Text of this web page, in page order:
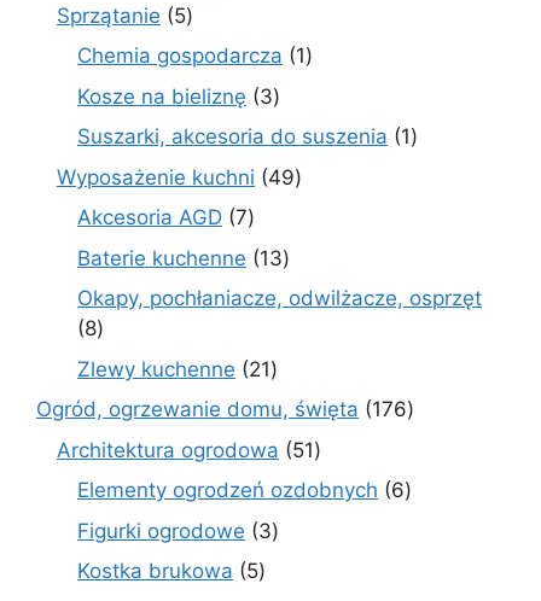
Sprzątanie 55
produktów
Chemia gospodarcza 11
Kosze na bieliznę 33
produkty
Suszarki, akcesoria do suszenia 11
Wyposażenie kuchni 4949
Akcesoria AGD 77
produktów
Baterie kuchenne 1313
produktów
Okapy, pochłaniacze, odwilżacze, osprzęt
88
produktów
Zlewy kuchenne 2121
produktów
Ogród, ogrzewanie domu, święta 176176
Architektura ogrodowa 5151
produktów
Elementy ogrodzeń ozdobnych 66
Figurki ogrodowe 33
Kostka brukowa 55